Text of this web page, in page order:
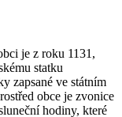
je z roku 1131,
statku
zapsané ve státním
obce je zvonice
hodiny, které